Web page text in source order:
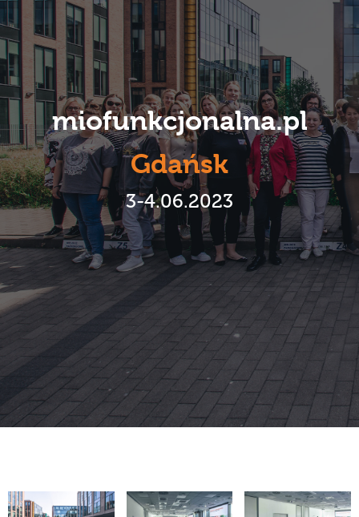
terapia
Seplenienie
Karmienie piersią
Terapeuci
galeria
publikacje
regulaminy
sklep 2.0
miofunkcjonalna.pl
Gdańsk
3-4.06.2023